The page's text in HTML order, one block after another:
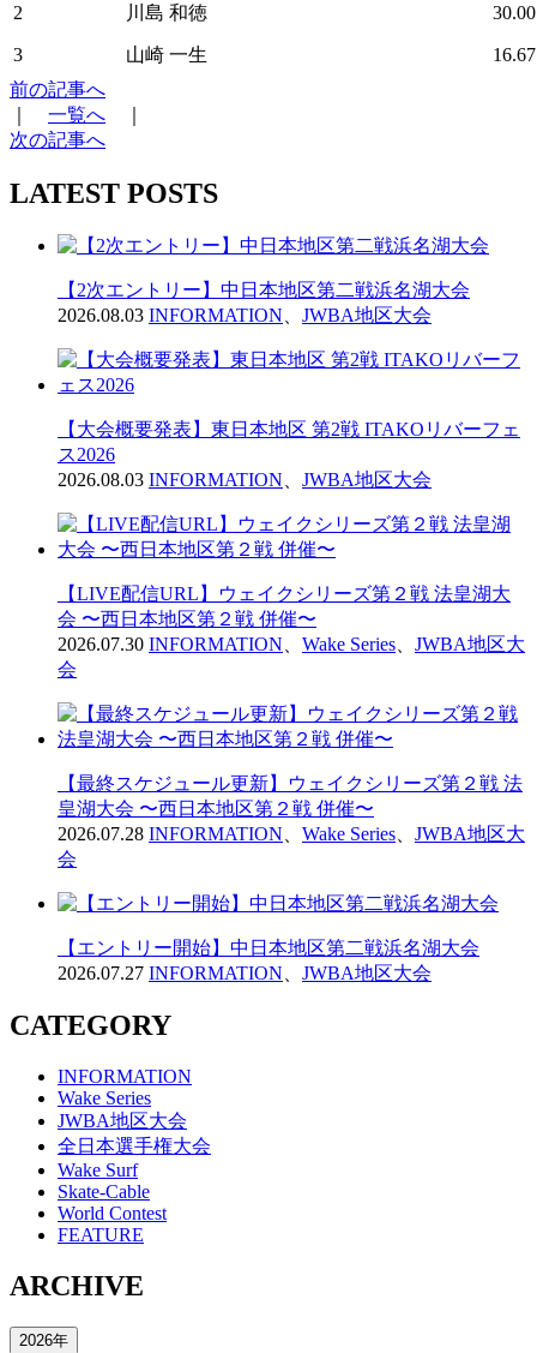
2 川島 和徳 30.00
3 山崎 一生
16.67
前の記事へ
一覧へ
次の記事へ
LATEST POSTS
【2次エントリー】中日本地区第二戦浜名湖大会
2026.08.03 INFORMATION JWBA地区大会
【大会概要発表】東日本地区 第2戦 ITAKOリバーフェ
ス2026
2026.08.03 INFORMATION JWBA地区大会
【LIVE配信URL】ウェイクシリーズ第２戦 法皇湖大
会 〜西日本地区第２戦 併催〜
2026.07.30 INFORMATION Wake Series
JWBA地区大
会
【最終スケジュール更新】ウェイクシリーズ第２戦 法
皇湖大会 〜西日本地区第２戦 併催〜
2026.07.28 INFORMATION Wake Series
JWBA地区大
会
【エントリー開始】中日本地区第二戦浜名湖大会
2026.07.27 INFORMATION JWBA地区大会
CATEGORY
INFORMATION
Wake Series
JWBA地区大会
全日本選手権大会
Wake Surf
Skate-Cable
World Contest
FEATURE
ARCHIVE
2026年